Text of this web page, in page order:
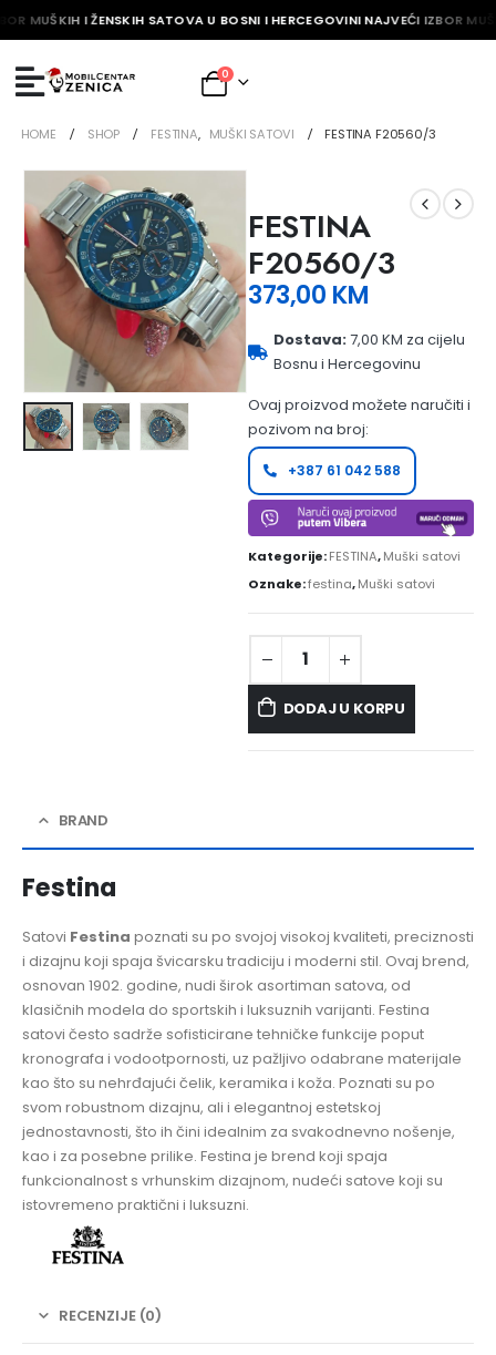
MUŠKIH I ŽENSKIH SATOVA U BOSNI I HERCEGOVINI NAJVEĆI IZBOR
0
HOME SHOP FESTINA, MUŠKI SATOVI FESTINA F20560/3
FESTINA
F20560/3
373,00 KM
Dostava:7,00 KM za cijelu
Bosnu i Hercegovinu
Ovaj proizvod možete naručiti i
pozivom na broj:
+387 61 042 588
Kategorije:FESTINA,Muški satovi
Oznake:festina,Muški satovi
DODAJ U KORPU
BRAND
Festina
Satovi Festina poznati su po svojoj visokoj kvaliteti, preciznosti
i dizajnu koji spaja švicarsku tradiciju i moderni stil. Ovaj brend,
osnovan 1902. godine, nudi širok asortiman satova, od
klasičnih modela do sportskih i luksuznih varijanti. Festina
satovi često sadrže sofisticirane tehničke funkcije poput
kronografa i vodootpornosti, uz pažljivo odabrane materijale
kao što su nehrđajući čelik, keramika i koža. Poznati su po
svom robustnom dizajnu, ali i elegantnoj estetskoj
jednostavnosti, što ih čini idealnim za svakodnevno nošenje,
kao i za posebne prilike. Festina je brend koji spaja
funkcionalnost s vrhunskim dizajnom, nudeći satove koji su
istovremeno praktični i luksuzni.
RECENZIJE (0)